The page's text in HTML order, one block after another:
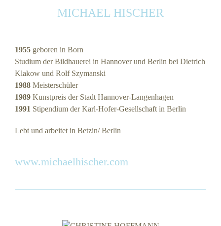
MICHAEL HISCHER
1955 geboren in Born
Studium der Bildhauerei in Hannover und Berlin bei Dietrich
Klakow und Rolf Szymanski
1988 Meisterschüler
1989 Kunstpreis der Stadt Hannover-Langenhagen
1991 Stipendium der Karl-Hofer-Gesellschaft in Berlin
Lebt und arbeitet in Betzin/ Berlin
www.michaelhischer.com